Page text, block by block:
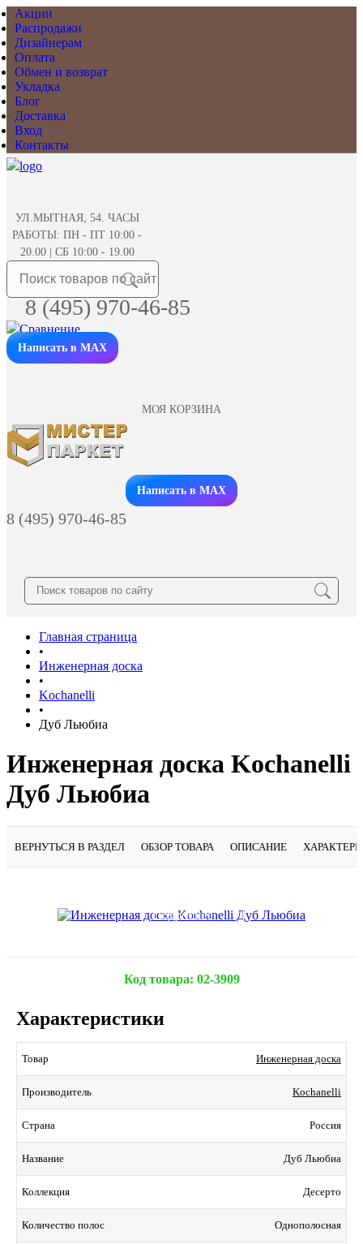
Акции
Распродажи
Дизайнерам
Оплата
Обмен и возврат
Укладка
Блог
Доставка
Вход
Контакты
УЛ.МЫТНАЯ, 54. ЧАСЫ
РАБОТЫ: ПН - ПТ 10:00 -
20.00 | СБ 10:00 - 19.00
8 (495) 970-46-85
Написать в MAX
МОЯ КОРЗИНА
Заказать звонок
Написать в MAX
8 (495) 970-46-85
Главная страница
•
Инженерная доска
•
Kochanelli
•
Дуб Льюбиа
Инженерная доска Kochanelli
Дуб Льюбиа
ВЕРНУТЬСЯ В РАЗДЕЛ ОБЗОР ТОВАРА ОПИСАНИЕ
Подробнее
Код товара: 02-3909
Характеристики
Товар Инженерная доска
Производитель Kochanelli
Страна Россия
Название Дуб Льюбиа
Коллекция Десерто
Количество полос Однополосная